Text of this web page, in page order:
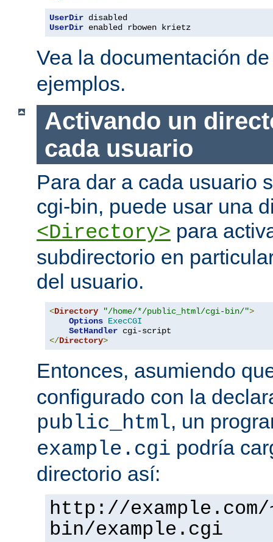
UserDir
UserDir enabled rbowen krietz
Vea la documentación
ejemplos.
Activando un
cada usuario
Para dar a cada usuario
cgi-bin, puede usar una
<Directory> para
subdirectorio en
del usuario.
<Directory "/home/*/public_html/cgi-bin/">
Options ExecCGI
SetHandler
</Directory>
Entonces, asumiendo
configurado con la
public_html, un
example.cgi podría
directorio así:
http://
bin/example.cgi